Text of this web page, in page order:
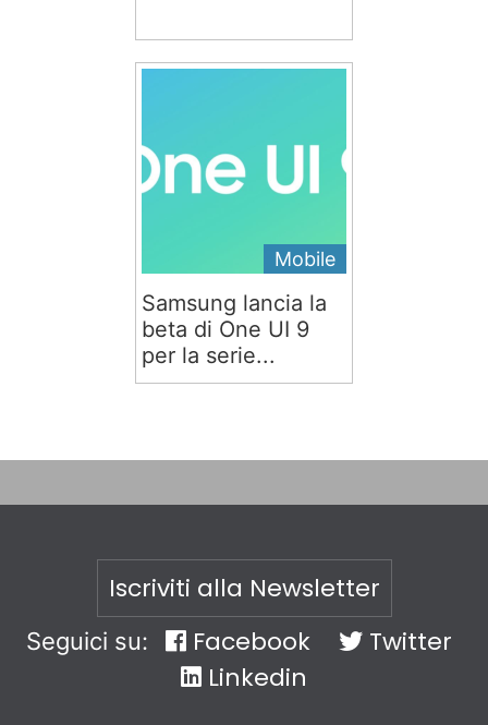
Mobile
Samsung lancia la
beta di One UI 9
per la serie...
Iscriviti alla Newsletter
Seguici su: Facebook
Twitter
Linkedin